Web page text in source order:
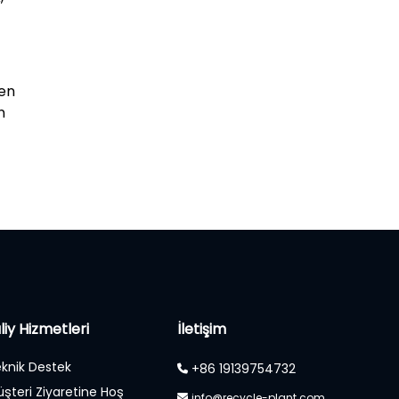
Hizmetleri
Destek
Ziyaretine Hoş
İletişim
+86 19139754732